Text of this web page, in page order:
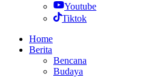
Youtube
Tiktok
Home
Berita
Bencana
Budaya